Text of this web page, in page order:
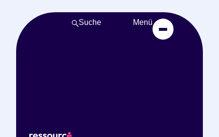
Suche Menü
respektvollen und